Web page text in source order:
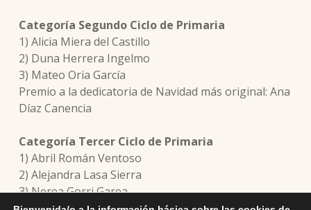
Categoría Segundo Ciclo de Primaria
1) Alicia Miera del Castillo
2) Duna Herrera Ingelmo
3) Mateo Oria García
Premio a la dedicatoria de Navidad más original: Ana
Díaz Canencia
Categoría Tercer Ciclo de Primaria
1) Abril Román Ventoso
2) Alejandra Lasa Sierra
3) Nerea Gorri Garea